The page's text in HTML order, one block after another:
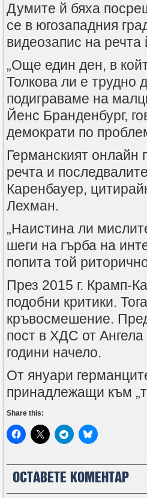
Думите й бяха
се в югозападния
видеозапис на речта
„Още един ден, в
Толкова ли е трудно
подиграваме на
Йенс Бранденбург,
демократи по
Германският онлайн
речта и
Каренбауер,
Лехман.
„Наистина ли
шеги на гърба на
попита той
През 2015 г. Крамп-
подобни критики.
кръвосмешение.
пост в ХДС от Ангела
години начело.
От януари
принадлежащи към
Share this:
ОСТАВЕТЕ КОМЕНТАР